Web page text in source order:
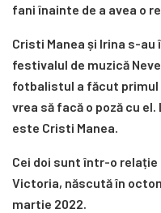
fani înainte de a avea o
Cristi Manea și Irina s-
festivalul de muzică
fotbalistul a făcut primul
vrea să facă o poză cu
este Cristi Manea.
Cei doi sunt într-o relație
Victoria, născută în
martie 2022.